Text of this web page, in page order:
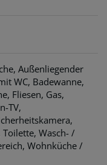
Außenliegender
WC Badewanne
Fliesen Gas
TV
Toilette Wasch- /
Wohnküche /